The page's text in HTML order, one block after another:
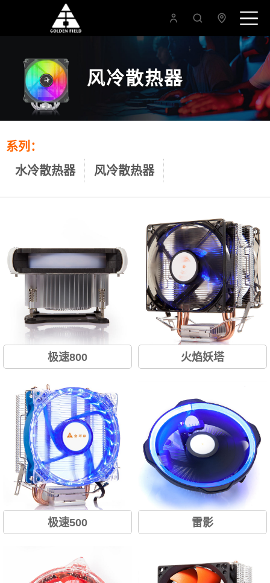
风冷散热器
系列：
水冷散热器
风冷散热器
极速800 火焰妖塔
极速500 雷影